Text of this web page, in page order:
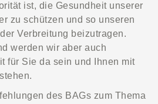
ist, die Gesundheit unserer
zu schützen und so unseren
Verbreitung beizutragen.
werden wir aber auch
für Sie da sein und Ihnen mit
des BAGs zum Thema